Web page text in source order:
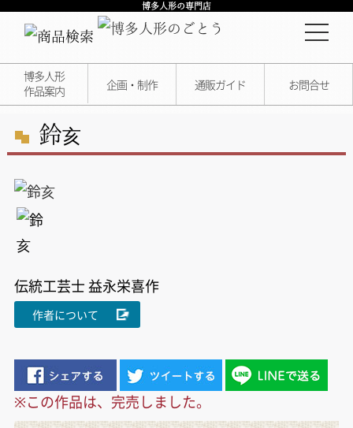
博多人形の専門店
博多人形
作品案内
企画・制作 通販ガイド お問合せ
鈴亥
伝統工芸士 益永栄喜作
作者について
※この作品は、完売しました。